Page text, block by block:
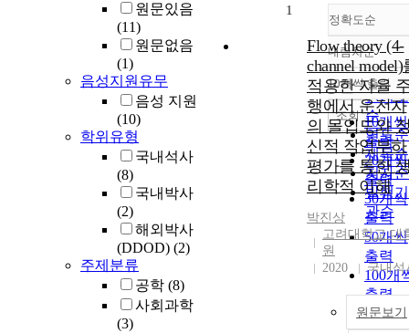
원문있음
(11)
원문없음
(1)
음성지원유무
음성 지원
(10)
학위유형
국내석사
(8)
국내박사
(2)
해외박사
(DDOD) (2)
주제분류
공학 (8)
사회과학
(3)
정확도순
정확도
순
인기도
순
연도순
제목순
저자순
발행기
관순
내림차순
내림
10개씩 출력
10개씩
출력
20개씩
출력
30개씩
출력
50개씩
출력
100개
출력
조회
1
Flow theory (4-
channel model)
적용한 자율
행에서 운전자
의 몰입도와
신적 작업부하
평가를 통한
리학적 이해
박진상
고려대학교 대
원
2020
국내석
원문보기